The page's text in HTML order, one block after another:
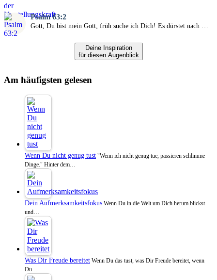
Psalm 63:2
Gott, Du bist mein Gott; früh suche ich Dich! Es dürstet nach …
Deine Inspiration
für diesen Augenblick
Am häufigsten gelesen
Wenn Du nicht genug tust "Wenn ich nicht genug tue, passieren schlimme
Dinge." Hinter dem…
Dein Aufmerksamkeitsfokus Wenn Du in die Welt um Dich herum blickst
und…
Was Dir Freude bereitet Wenn Du das tust, was Dir Freude bereitet, wenn
Du…